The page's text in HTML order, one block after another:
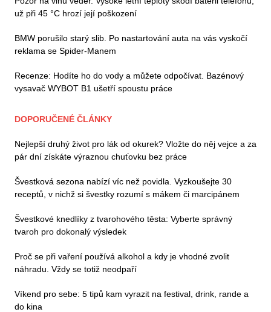
už při 45 °C hrozí její poškození
BMW porušilo starý slib. Po nastartování auta na vás vyskočí
reklama se Spider-Manem
Recenze: Hodíte ho do vody a můžete odpočívat. Bazénový
vysavač WYBOT B1 ušetří spoustu práce
DOPORUČENÉ ČLÁNKY
Nejlepší druhý život pro lák od okurek? Vložte do něj vejce a za
pár dní získáte výraznou chuťovku bez práce
Švestková sezona nabízí víc než povidla. Vyzkoušejte 30
receptů, v nichž si švestky rozumí s mákem či marcipánem
Švestkové knedlíky z tvarohového těsta: Vyberte správný
tvaroh pro dokonalý výsledek
Proč se při vaření používá alkohol a kdy je vhodné zvolit
náhradu. Vždy se totiž neodpaří
Víkend pro sebe: 5 tipů kam vyrazit na festival, drink, rande a
do kina